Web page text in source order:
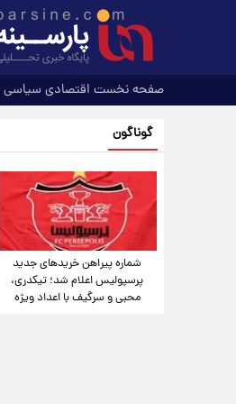
صفحه نخست اقتصادی سیاسی
گوناگون
شماره پیراهن خریدهای جدید
پرسپولیس اعلام شد؛ تیکدری،
محبی و سرگیف با اعداد ویژه